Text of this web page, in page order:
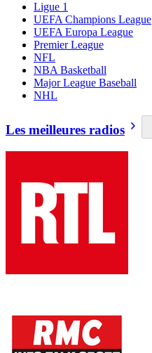
Ligue 1
UEFA Champions League
UEFA Europa League
Premier League
NFL
NBA Basketball
Major League Baseball
NHL
Les meilleures radios